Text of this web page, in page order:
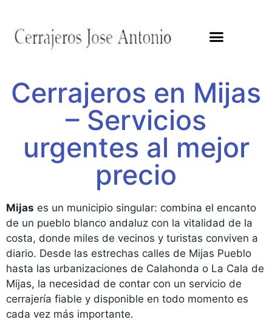
Cerrajeros en Mijas
– Servicios
urgentes al mejor
precio
Mijas es un municipio singular: combina el encanto
de un pueblo blanco andaluz con la vitalidad de la
costa, donde miles de vecinos y turistas conviven a
diario. Desde las estrechas calles de Mijas Pueblo
hasta las urbanizaciones de Calahonda o La Cala de
Mijas, la necesidad de contar con un servicio de
cerrajería fiable y disponible en todo momento es
cada vez más importante.